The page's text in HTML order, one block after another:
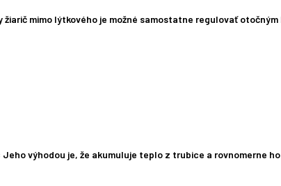
mimo lýtkového je možné samostatne regulovať otočným
výhodou je, že akumuluje teplo z trubice a rovnomerne